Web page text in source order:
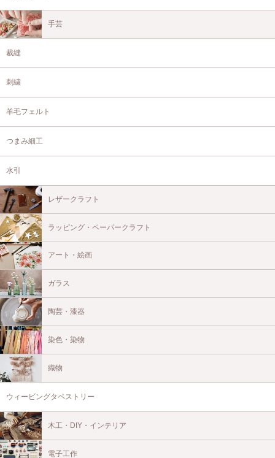
手芸
裁縫
刺繍
羊毛フェルト
つまみ細工
水引
レザークラフト
ラッピング・ペーパークラフト
アート・絵画
ガラス
陶芸・漆器
染色・染物
織物
ウィービングタペストリー
木工・DIY・インテリア
電子工作